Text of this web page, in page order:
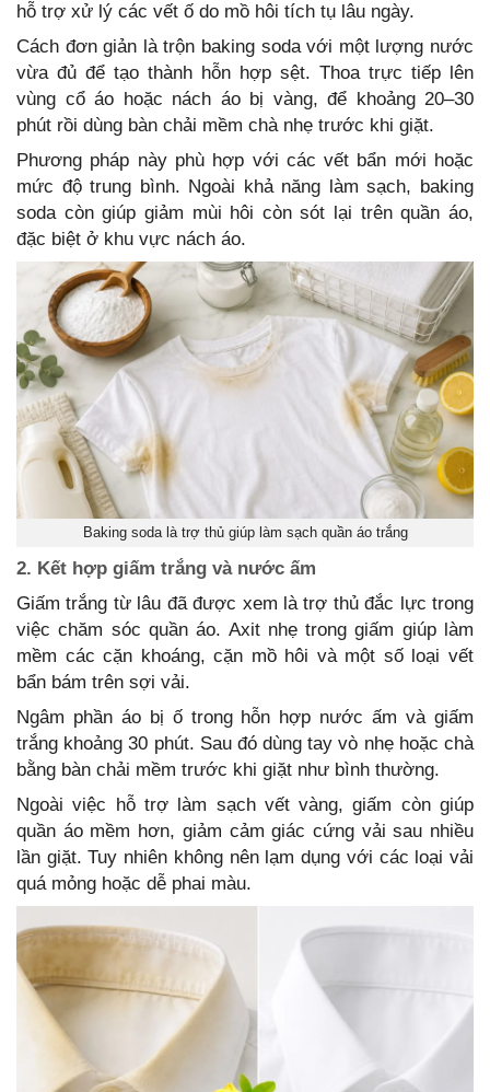
hỗ trợ xử lý các vết ố do mồ hôi tích tụ lâu ngày.
Cách đơn giản là trộn baking soda với một lượng nước
vừa đủ để tạo thành hỗn hợp sệt. Thoa trực tiếp lên
vùng cổ áo hoặc nách áo bị vàng, để khoảng 20–30
phút rồi dùng bàn chải mềm chà nhẹ trước khi giặt.
Phương pháp này phù hợp với các vết bẩn mới hoặc
mức độ trung bình. Ngoài khả năng làm sạch, baking
soda còn giúp giảm mùi hôi còn sót lại trên quần áo,
đặc biệt ở khu vực nách áo.
Baking soda là trợ thủ giúp làm sạch quần áo trắng
2. Kết hợp giấm trắng và nước ấm
Giấm trắng từ lâu đã được xem là trợ thủ đắc lực trong
việc chăm sóc quần áo. Axit nhẹ trong giấm giúp làm
mềm các cặn khoáng, cặn mồ hôi và một số loại vết
bẩn bám trên sợi vải.
Ngâm phần áo bị ố trong hỗn hợp nước ấm và giấm
trắng khoảng 30 phút. Sau đó dùng tay vò nhẹ hoặc chà
bằng bàn chải mềm trước khi giặt như bình thường.
Ngoài việc hỗ trợ làm sạch vết vàng, giấm còn giúp
quần áo mềm hơn, giảm cảm giác cứng vải sau nhiều
lần giặt. Tuy nhiên không nên lạm dụng với các loại vải
quá mỏng hoặc dễ phai màu.